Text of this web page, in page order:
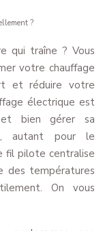
?
qui traîne ? Vous
votre chauffage
et réduire votre
électrique est
et bien gérer sa
autant pour le
fil pilote centralise
des températures
On vous